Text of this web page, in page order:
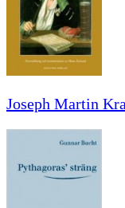
Joseph Martin